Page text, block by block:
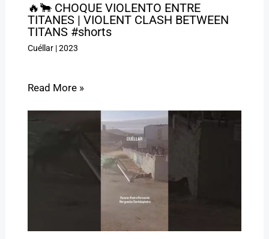
🔥🐂 CHOQUE VIOLENTO ENTRE
TITANES | VIOLENT CLASH BETWEEN
TITANS #shorts
Cuéllar|2023
Read More »